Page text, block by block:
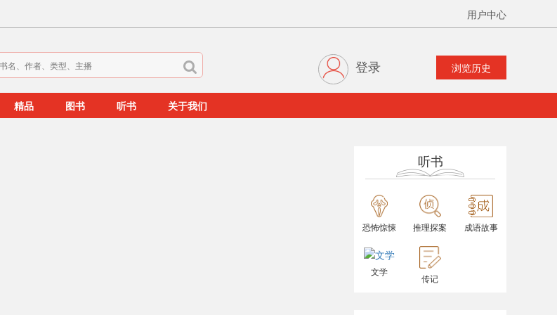
用户中心
登录 浏览历史
精品 图书 听书 关于我们
听书
恐怖惊悚 推理探案 成语故事
文学
传记